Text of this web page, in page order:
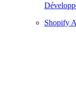
Shopify